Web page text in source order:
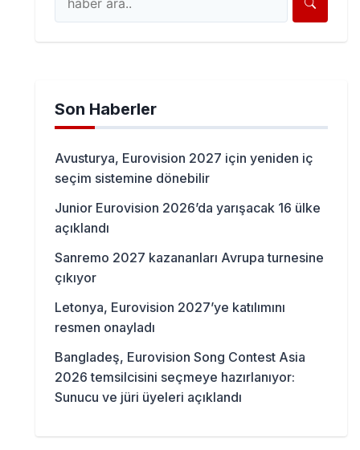
Son Haberler
Avusturya, Eurovision 2027 için yeniden iç
seçim sistemine dönebilir
Junior Eurovision 2026’da yarışacak 16 ülke
açıklandı
Sanremo 2027 kazananları Avrupa turnesine
çıkıyor
Letonya, Eurovision 2027’ye katılımını
resmen onayladı
Bangladeş, Eurovision Song Contest Asia
2026 temsilcisini seçmeye hazırlanıyor:
Sunucu ve jüri üyeleri açıklandı